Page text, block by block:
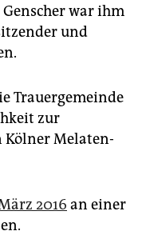
war ihm
und
Trauergemeinde
zur
Kölner Melaten-
2016 an einer